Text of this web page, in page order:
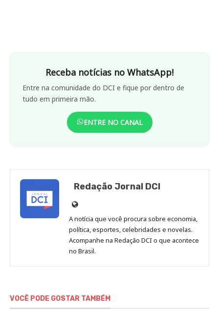
Receba notícias no WhatsApp!
Entre na comunidade do DCI e fique por dentro de
tudo em primeira mão.
ENTRE NO CANAL
Redação Jornal DCI
Site
de
Redação
Jornal
DCI
A notícia que você procura sobre economia,
política, esportes, celebridades e novelas.
Acompanhe na Redação DCI o que acontece
no Brasil.
VOCÊ PODE GOSTAR TAMBÉM